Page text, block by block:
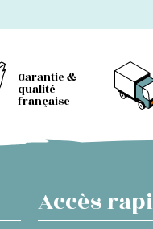
Garantie &
qualité
française
Accès